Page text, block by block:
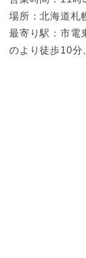
場所：北海道札
最寄り駅：市電
のより徒歩10分